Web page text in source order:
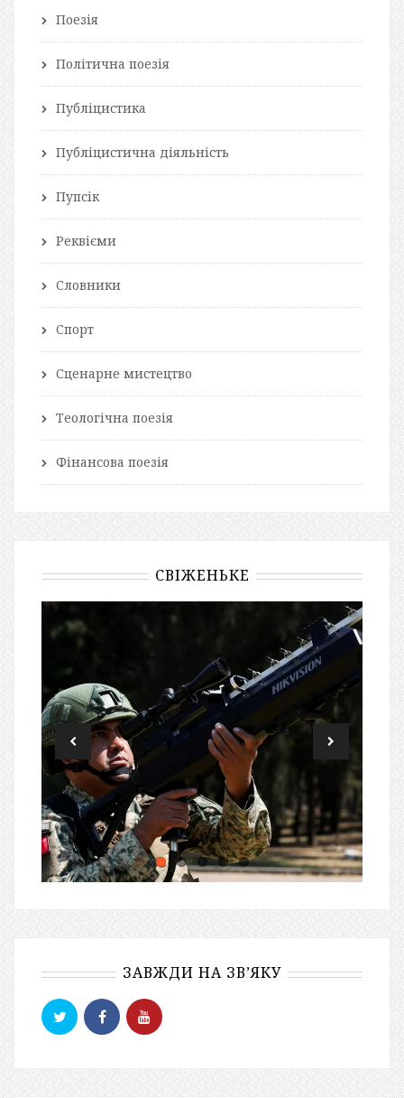
Поезія
Політична поезія
Публіцистика
Публіцистична діяльність
Пупсік
Реквієми
Словники
Спорт
Сценарне мистецтво
Теологічна поезія
Фінансова поезія
СВІЖЕНЬКЕ
ЗАВЖДИ НА ЗВ’ЯКУ